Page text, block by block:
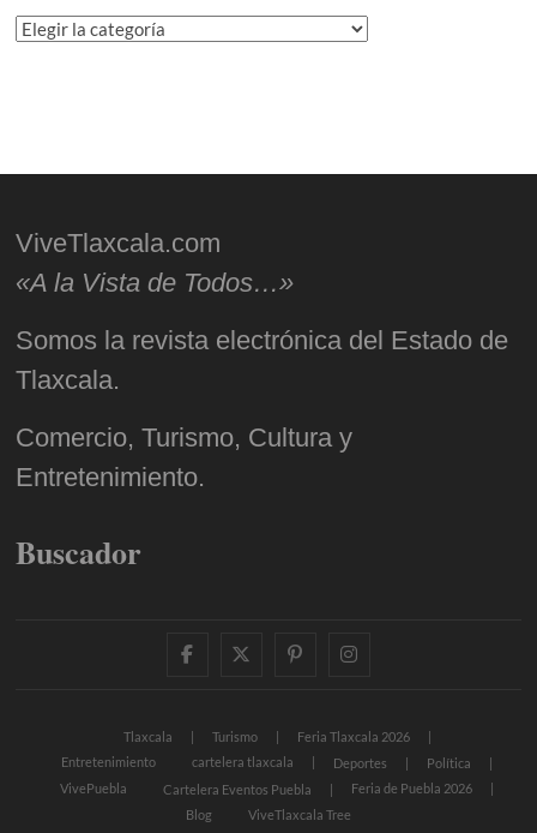
Categorías
ViveTlaxcala.com
«A la Vista de Todos…»
Somos la revista electrónica del Estado de
Tlaxcala.
Comercio, Turismo, Cultura y
Entretenimiento.
Buscador
facebooktwitter
pinterestinstagram
Tlaxcala Turismo
Feria Tlaxcala 2026
Entretenimiento
cartelera tlaxcala Deportes
Política
VivePuebla
Cartelera Eventos Puebla
Feria de Puebla 2026
Blog
ViveTlaxcala Tree